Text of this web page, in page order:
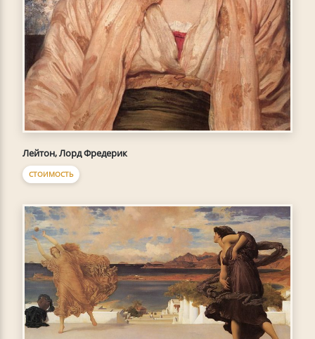
Лейтон, Лорд Фредерик
СТОИМОСТЬ